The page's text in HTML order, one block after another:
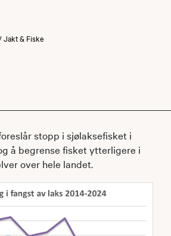
Jakt & Fiske
stopp i sjølaksefisket i
å begrense fisket ytterligere i
over hele landet.